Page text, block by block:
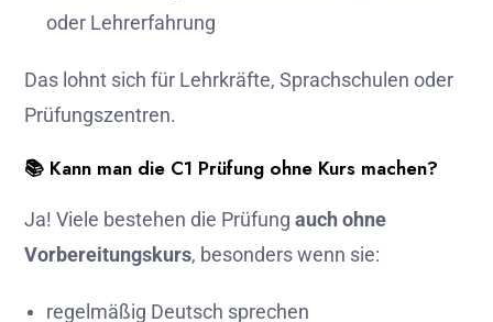
oder Lehrerfahrung
Das lohnt sich für Lehrkräfte, Sprachschulen oder
Prüfungszentren.
📚 Kann man die C1 Prüfung ohne Kurs machen?
Ja! Viele bestehen die Prüfung auch ohne
Vorbereitungskurs, besonders wenn sie:
regelmäßig Deutsch sprechen